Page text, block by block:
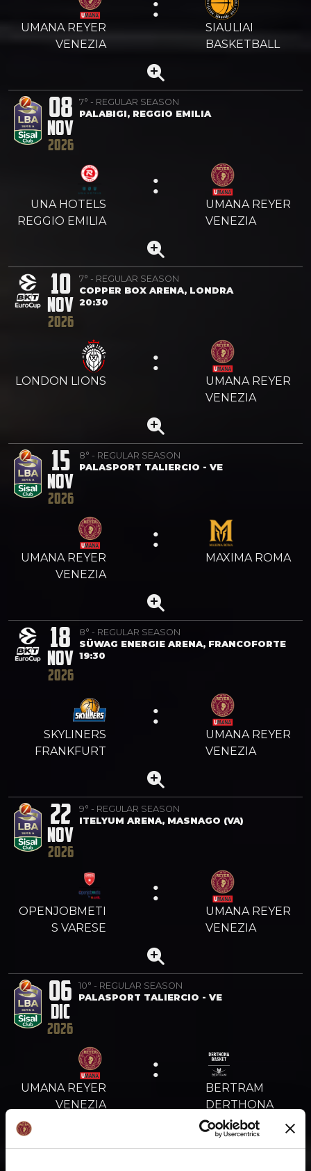
UMANA REYER
VENEZIA
:
SIAULIAI
BASKETBALL
08
NOV
2026
7° - REGULAR SEASON
PALABIGI, REGGIO EMILIA
UNA HOTELS
REGGIO EMILIA
:
UMANA REYER
VENEZIA
10
NOV
2026
7° - REGULAR SEASON
COPPER BOX ARENA, LONDRA
20:30
LONDON LIONS
:
UMANA REYER
VENEZIA
15
NOV
2026
8° - REGULAR SEASON
PALASPORT TALIERCIO - VE
UMANA REYER
VENEZIA
:
MAXIMA ROMA
18
NOV
2026
8° - REGULAR SEASON
SÜWAG ENERGIE ARENA, FRANCOFORTE
19:30
SKYLINERS
FRANKFURT
:
UMANA REYER
VENEZIA
22
NOV
2026
9° - REGULAR SEASON
ITELYUM ARENA, MASNAGO (VA)
OPENJOBMETI
S VARESE
:
UMANA REYER
VENEZIA
06
DIC
2026
10° - REGULAR SEASON
PALASPORT TALIERCIO - VE
UMANA REYER
VENEZIA
:
BERTRAM
DERTHONA
TORTONA